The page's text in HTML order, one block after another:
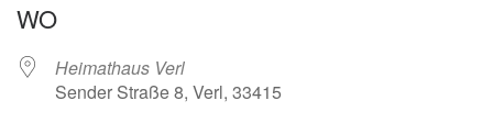
WO
Heimathaus Verl
Sender Straße 8, Verl, 33415